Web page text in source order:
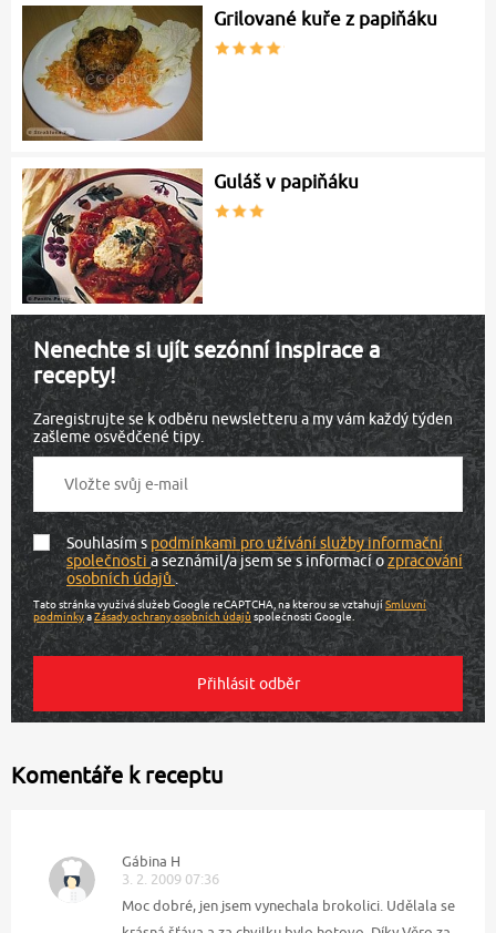
Grilované kuře z papiňáku
Guláš v papiňáku
Nenechte si ujít sezónní inspirace a
recepty!
Zaregistrujte se k odběru newsletteru a my vám každý týden
zašleme osvědčené tipy.
Souhlasím spodmínkami pro užívání služby informační
společnostia seznámil/a jsem se s informací ozpracování
osobních údajů.
Tato stránka využívá služeb Google reCAPTCHA, na kterou se vztahujíSmluvní
podmínkyaZásady ochrany osobních údajů společnosti Google.
Komentáře k receptu
Gábina H
3. 2. 2009 07:36
Moc dobré, jen jsem vynechala brokolici. Udělala se